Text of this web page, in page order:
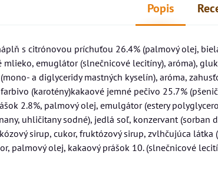
Popis
s citrónovou príchuťou 26.4% (palmový olej,
mlieko, emuglátor (slnečnicové lecitíny), aróma),
a diglyceridy mastných kyselín), aróma,
(karotény)kakaové jemné pečivo 25.7%
2.8%, palmový olej, emulgátor (estery
uhličitany sodné), jedlá soľ, konzervant
sirup, cukor, fruktózový sirup, zvlhčujúca
palmový olej, kakaový prášok 10. (slnečnicové